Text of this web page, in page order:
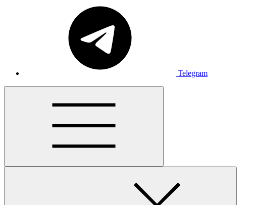
Telegram